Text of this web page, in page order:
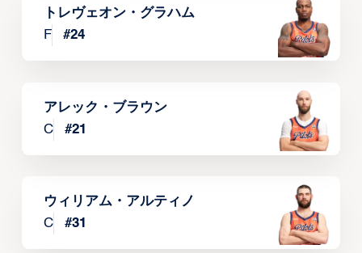
トレヴェオン・グラハム
F
#24
アレック・ブラウン
C
#21
ウィリアム・アルティノ
C
#31